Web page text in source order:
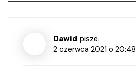
Dawid pisze:
2 czerwca 2021 o 20:48